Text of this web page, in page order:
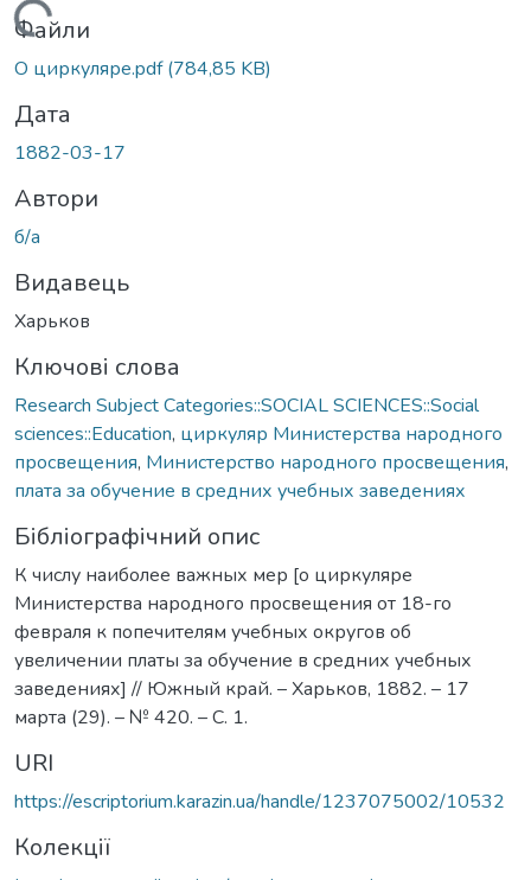
Вантажиться...
Файли
О циркуляре.pdf(784,85 KB)
Дата
1882-03-17
Автори
б/а
Видавець
Харьков
Ключові слова
Research Subject Categories::SOCIAL SCIENCES::Social
sciences::Education, циркуляр Министерства народного
просвещения, Министерство народного просвещения,
плата за обучение в средних учебных заведениях
Бібліографічний опис
К числу наиболее важных мер [о циркуляре
Министерства народного просвещения от 18-го
февраля к попечителям учебных округов об
увеличении платы за обучение в средних учебных
заведениях] // Южный край. – Харьков, 1882. – 17
марта (29). – № 420. – С. 1.
URI
https://escriptorium.karazin.ua/handle/1237075002/10532
Колекції